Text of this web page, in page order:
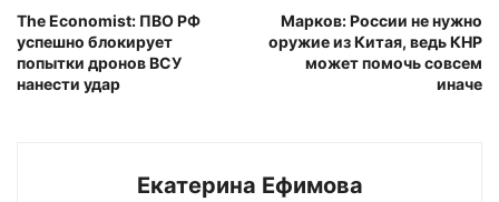
The Economist: ПВО РФ
успешно блокирует
попытки дронов ВСУ
нанести удар
Марков: России не нужно
оружие из Китая, ведь КНР
может помочь совсем
иначе
Екатерина Ефимова